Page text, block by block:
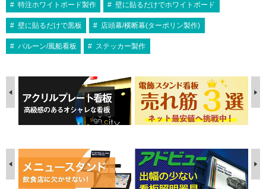
特注ホワイトボード製作 壁に貼るだけでホワイトボード
壁に貼るだけで黒板 店頭幕/横断幕(ターポリン製作)
バルーン/風船看板 ステッカー製作